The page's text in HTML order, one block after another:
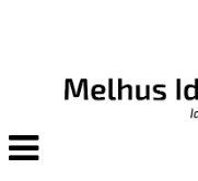
Veksle
navigasjon